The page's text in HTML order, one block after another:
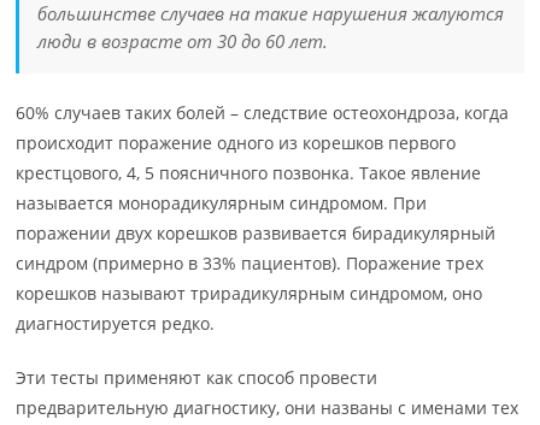
большинстве случаев на такие нарушения жалуются
люди в возрасте от 30 до 60 лет.
60% случаев таких болей – следствие остеохондроза, когда
происходит поражение одного из корешков первого
крестцового, 4, 5 поясничного позвонка. Такое явление
называется монорадикулярным синдромом. При
поражении двух корешков развивается бирадикулярный
синдром (примерно в 33% пациентов). Поражение трех
корешков называют трирадикулярным синдромом, оно
диагностируется редко.
Эти тесты применяют как способ провести
предварительную диагностику, они названы с именами тех